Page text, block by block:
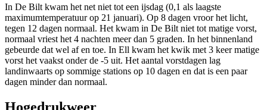
In De Bilt kwam het net niet tot een ijsdag (0,1 als laagste
maximumtemperatuur op 21 januari). Op 8 dagen vroor het licht,
tegen 12 dagen normaal. Het kwam in De Bilt niet tot matige vorst,
normaal vriest het 4 nachten meer dan 5 graden. In het binnenland
gebeurde dat wel af en toe. In Ell kwam het kwik met 3 keer matige
vorst het vaakst onder de -5 uit. Het aantal vorstdagen lag
landinwaarts op sommige stations op 10 dagen en dat is een paar
dagen minder dan normaal.